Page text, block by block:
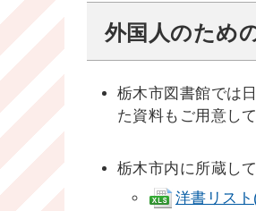
外国人のため
栃木市図書館では
た資料もご用意し
栃木市内に所蔵し
洋書リス